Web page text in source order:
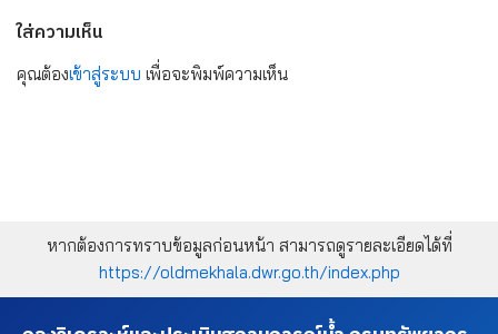
ใส่ความเห็น
คุณต้องเข้าสู่ระบบ เพื่อจะพิมพ์ความเห็น
หากต้องการทราบข้อมูลก่อนหน้า สามารถดูรายละเอียดได้ที่
https://oldmekhala.dwr.go.th/index.php